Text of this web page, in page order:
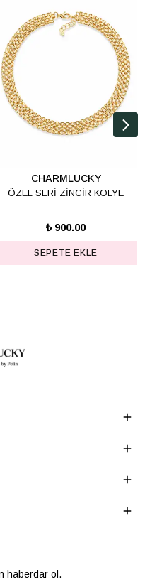
CHARMLUCKY
ÖZEL SERİ ZİNCİR KOLYE
₺ 900.00
SEPETE EKLE
haberdar ol.